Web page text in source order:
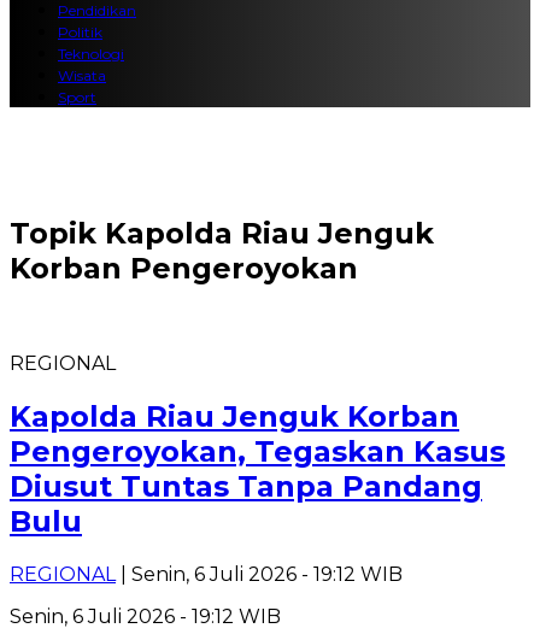
Pendidikan
Politik
Teknologi
Wisata
Sport
Topik Kapolda Riau Jenguk
Korban Pengeroyokan
REGIONAL
Kapolda Riau Jenguk Korban
Pengeroyokan, Tegaskan Kasus
Diusut Tuntas Tanpa Pandang
Bulu
REGIONAL
| Senin, 6 Juli 2026 - 19:12 WIB
Senin, 6 Juli 2026 - 19:12 WIB